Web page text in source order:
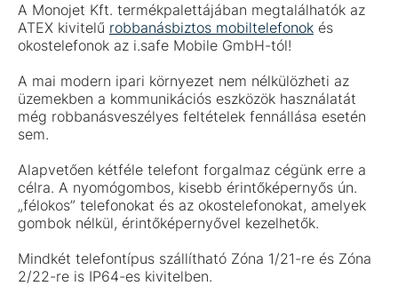
A Monojet Kft. termékpalettájában megtalálhatók az
ATEX kivitelű robbanásbiztos mobiltelefonok és
okostelefonok az i.safe Mobile GmbH-tól!
A mai modern ipari környezet nem nélkülözheti az
üzemekben a kommunikációs eszközök használatát
még robbanásveszélyes feltételek fennállása esetén
sem.
Alapvetően kétféle telefont forgalmaz cégünk erre a
célra. A nyomógombos, kisebb érintőképernyős ún.
„félokos” telefonokat és az okostelefonokat, amelyek
gombok nélkül, érintőképernyővel kezelhetők.
Mindkét telefontípus szállítható Zóna 1/21-re és Zóna
2/22-re is IP64-es kivitelben.